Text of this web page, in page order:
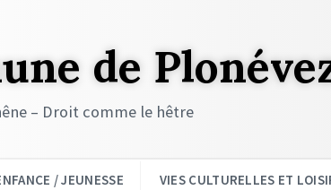
de
– Droit comme le hêtre
/ JEUNESSE VIES CULTURELLES ET